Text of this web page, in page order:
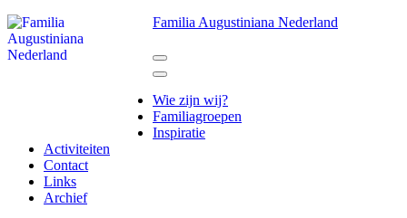
Ga
naar
inhoud
Familia Augustiniana Nederland
Wie zijn wij?
Familiagroepen
Inspiratie
Activiteiten
Contact
Links
Archief